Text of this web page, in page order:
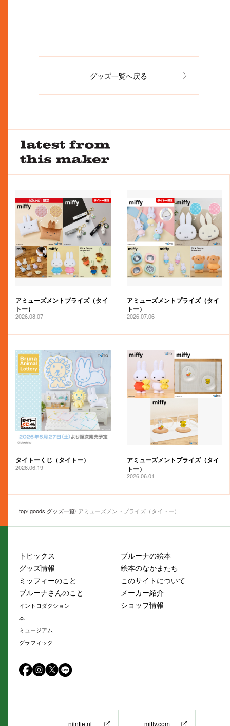
グッズ一覧へ戻る
アミューズメントプライズ（タイ
トー）
2026.08.07
アミューズメントプライズ（タイ
トー）
2026.07.06
タイトーくじ（タイトー）
2026.06.19
アミューズメントプライズ（タイ
トー）
2026.06.01
top goods グッズ一覧 アミューズメントプライズ（タイトー）
トピックス
グッズ情報
ミッフィーのこと
ブルーナさんのこと
イントロダクション
本
ミュージアム
グラフィック
ブルーナの絵本
絵本のなかまたち
このサイトについて
メーカー紹介
ショップ情報
nijntje.nl miffy.com